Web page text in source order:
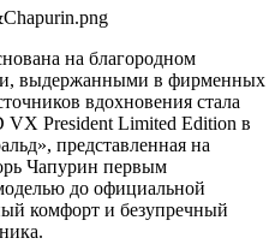
на благородном
выдержанными в фирменных
вдохновения стала
VX President Limited Edition в
представленная на
Чапурин первым
до официальной
комфорт и безупречный